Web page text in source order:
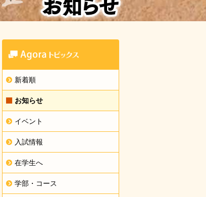
新着順
お知らせ
イベント
入試情報
在学生へ
学部・コース